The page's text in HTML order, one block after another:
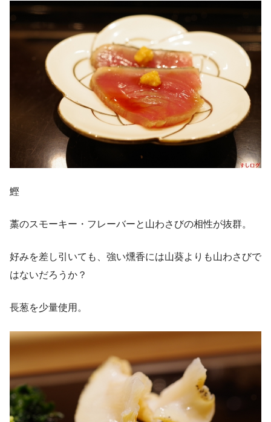
鰹
藁のスモーキー・フレーバーと山わさびの相性が抜群。
好みを差し引いても、強い燻香には山葵よりも山わさびで
はないだろうか？
長葱を少量使用。